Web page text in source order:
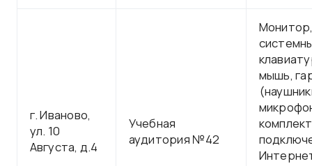
г. Иваново,
ул. 10
Августа, д.4
Учебная
аудитория №42
мышь,